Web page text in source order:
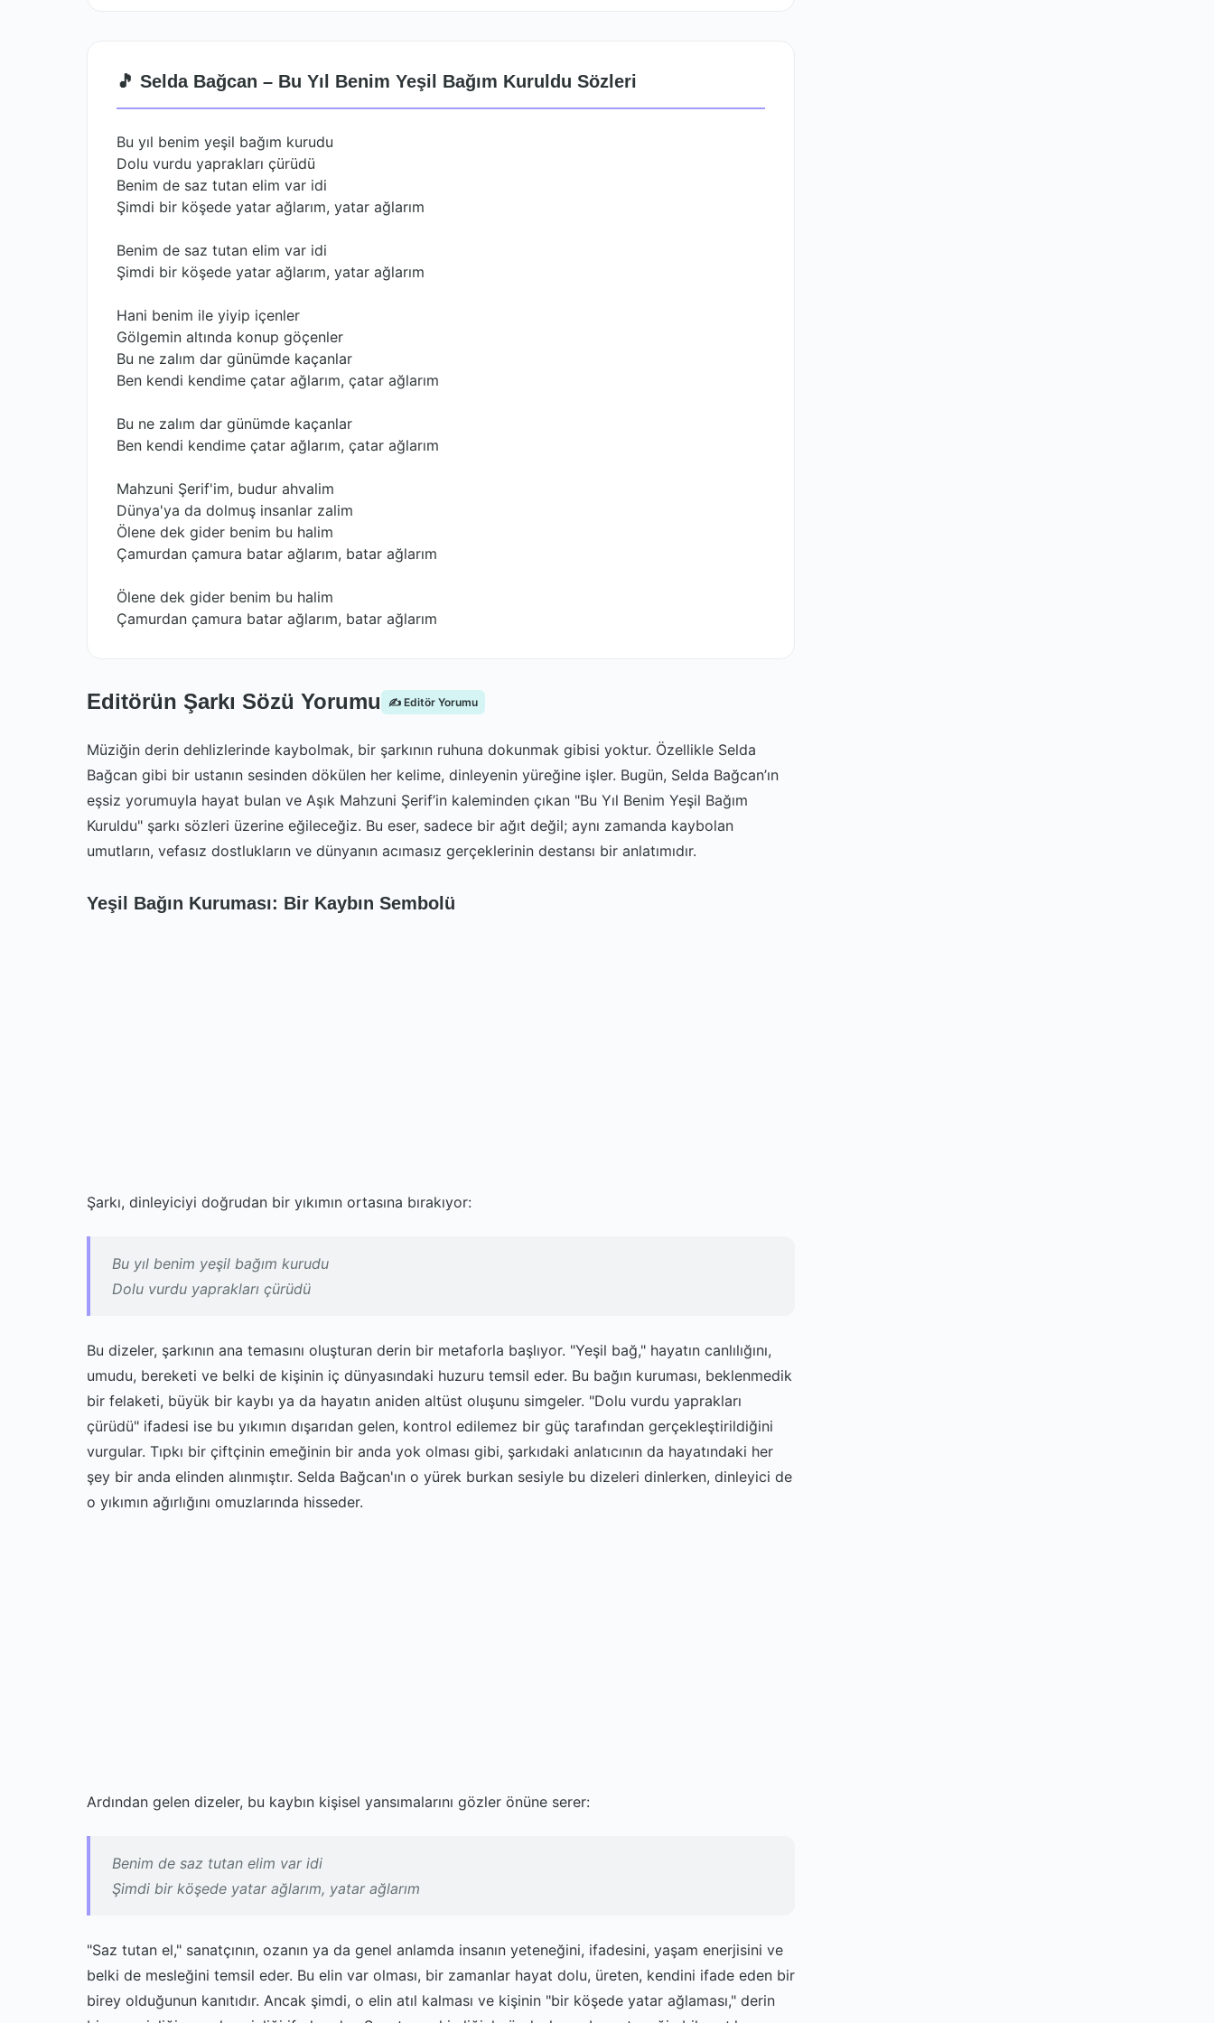
🎵 Selda Bağcan – Bu Yıl Benim Yeşil Bağım Kuruldu Sözleri
Bu yıl benim yeşil bağım kurudu
Dolu vurdu yaprakları çürüdü
Benim de saz tutan elim var idi
Şimdi bir köşede yatar ağlarım, yatar ağlarım
Benim de saz tutan elim var idi
Şimdi bir köşede yatar ağlarım, yatar ağlarım
Hani benim ile yiyip içenler
Gölgemin altında konup göçenler
Bu ne zalım dar günümde kaçanlar
Ben kendi kendime çatar ağlarım, çatar ağlarım
Bu ne zalım dar günümde kaçanlar
Ben kendi kendime çatar ağlarım, çatar ağlarım
Mahzuni Şerif'im, budur ahvalim
Dünya'ya da dolmuş insanlar zalim
Ölene dek gider benim bu halim
Çamurdan çamura batar ağlarım, batar ağlarım
Ölene dek gider benim bu halim
Çamurdan çamura batar ağlarım, batar ağlarım
Editörün Şarkı Sözü Yorumu ✍️ Editör Yorumu
Müziğin derin dehlizlerinde kaybolmak, bir şarkının ruhuna dokunmak gibisi yoktur. Özellikle Selda
Bağcan gibi bir ustanın sesinden dökülen her kelime, dinleyenin yüreğine işler. Bugün, Selda Bağcan’ın
eşsiz yorumuyla hayat bulan ve Aşık Mahzuni Şerif’in kaleminden çıkan "Bu Yıl Benim Yeşil Bağım
Kuruldu" şarkı sözleri üzerine eğileceğiz. Bu eser, sadece bir ağıt değil; aynı zamanda kaybolan
umutların, vefasız dostlukların ve dünyanın acımasız gerçeklerinin destansı bir anlatımıdır.
Yeşil Bağın Kuruması: Bir Kaybın Sembolü
Şarkı, dinleyiciyi doğrudan bir yıkımın ortasına bırakıyor:
Bu yıl benim yeşil bağım kurudu
Dolu vurdu yaprakları çürüdü
Bu dizeler, şarkının ana temasını oluşturan derin bir metaforla başlıyor. "Yeşil bağ," hayatın canlılığını,
umudu, bereketi ve belki de kişinin iç dünyasındaki huzuru temsil eder. Bu bağın kuruması, beklenmedik
bir felaketi, büyük bir kaybı ya da hayatın aniden altüst oluşunu simgeler. "Dolu vurdu yaprakları
çürüdü" ifadesi ise bu yıkımın dışarıdan gelen, kontrol edilemez bir güç tarafından gerçekleştirildiğini
vurgular. Tıpkı bir çiftçinin emeğinin bir anda yok olması gibi, şarkıdaki anlatıcının da hayatındaki her
şey bir anda elinden alınmıştır. Selda Bağcan'ın o yürek burkan sesiyle bu dizeleri dinlerken, dinleyici de
o yıkımın ağırlığını omuzlarında hisseder.
Ardından gelen dizeler, bu kaybın kişisel yansımalarını gözler önüne serer:
Benim de saz tutan elim var idi
Şimdi bir köşede yatar ağlarım, yatar ağlarım
"Saz tutan el," sanatçının, ozanın ya da genel anlamda insanın yeteneğini, ifadesini, yaşam enerjisini ve
belki de mesleğini temsil eder. Bu elin var olması, bir zamanlar hayat dolu, üreten, kendini ifade eden bir
birey olduğunun kanıtıdır. Ancak şimdi, o elin atıl kalması ve kişinin "bir köşede yatar ağlaması," derin